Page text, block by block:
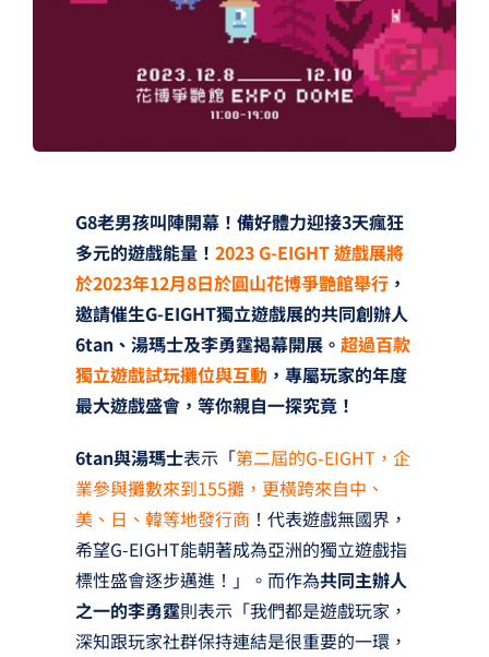
G8老男孩叫陣開幕！備好體力迎接3天瘋狂
多元的遊戲能量！ 2023 G-EIGHT 遊戲展將
於2023年12月8日於圓山花博爭艷館舉行，
邀請催生G-EIGHT獨立遊戲展的共同創辦人
6tan、湯瑪士及李勇霆揭幕開展。 超過百款
獨立遊戲試玩攤位與互動，專屬玩家的年度
最大遊戲盛會，等你親自一探究竟！
6tan與湯瑪士表示「第二屆的G-EIGHT，企
業參與攤數來到155攤，更橫跨來自中、
美、日、韓等地發行商 ！代表遊戲無國界，
希望G-EIGHT能朝著成為亞洲的獨立遊戲指
標性盛會逐步邁進！」。而作為共同主辦人
之一的李勇霆則表示「我們都是遊戲玩家，
深知跟玩家社群保持連結是很重要的一環，